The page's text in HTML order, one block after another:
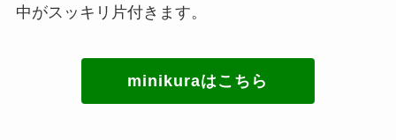
中がスッキリ片付きます。
minikuraはこちら